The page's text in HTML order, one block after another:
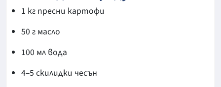
1 кг пресни картофи
50 г масло
100 мл вода
4–5 скилидки чесън